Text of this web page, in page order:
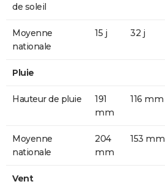
de soleil
Moyenne
nationale
15 j 32 j
Pluie
Hauteur de pluie
191
mm
116 mm
Moyenne
nationale
204
mm
153 mm
Vent